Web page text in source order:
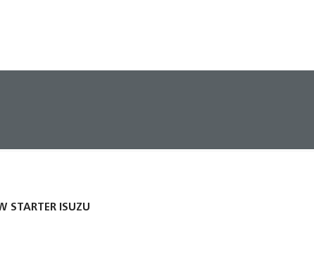
STARTER ISUZU